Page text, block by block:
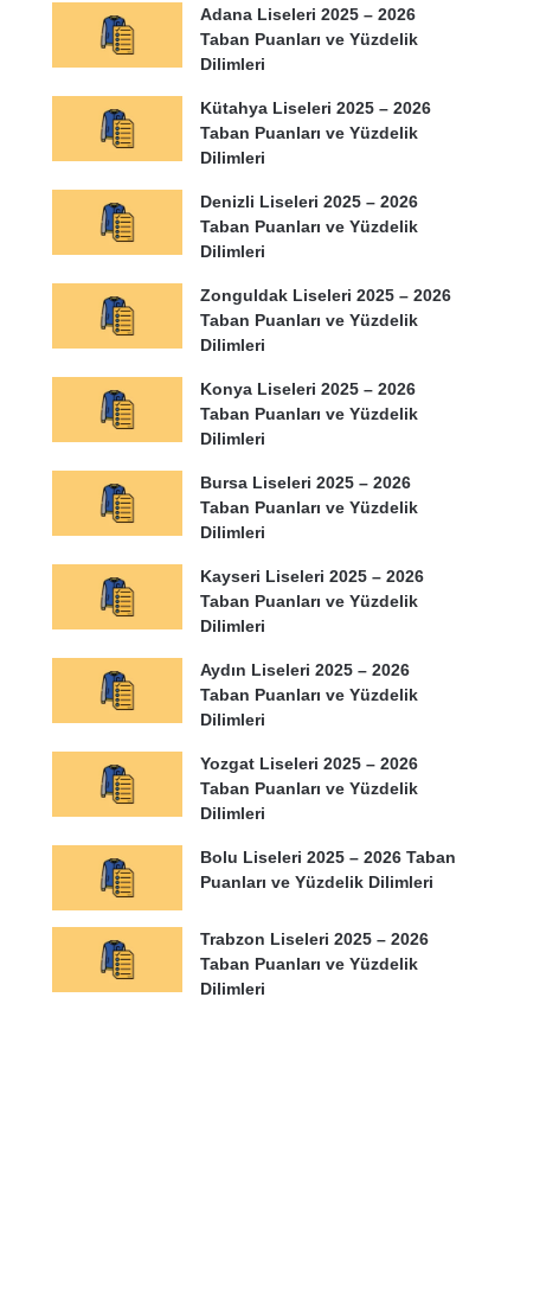
Adana Liseleri 2025 – 2026
Taban Puanları ve Yüzdelik
Dilimleri
Kütahya Liseleri 2025 – 2026
Taban Puanları ve Yüzdelik
Dilimleri
Denizli Liseleri 2025 – 2026
Taban Puanları ve Yüzdelik
Dilimleri
Zonguldak Liseleri 2025 – 2026
Taban Puanları ve Yüzdelik
Dilimleri
Konya Liseleri 2025 – 2026
Taban Puanları ve Yüzdelik
Dilimleri
Bursa Liseleri 2025 – 2026
Taban Puanları ve Yüzdelik
Dilimleri
Kayseri Liseleri 2025 – 2026
Taban Puanları ve Yüzdelik
Dilimleri
Aydın Liseleri 2025 – 2026
Taban Puanları ve Yüzdelik
Dilimleri
Yozgat Liseleri 2025 – 2026
Taban Puanları ve Yüzdelik
Dilimleri
Bolu Liseleri 2025 – 2026 Taban
Puanları ve Yüzdelik Dilimleri
Trabzon Liseleri 2025 – 2026
Taban Puanları ve Yüzdelik
Dilimleri